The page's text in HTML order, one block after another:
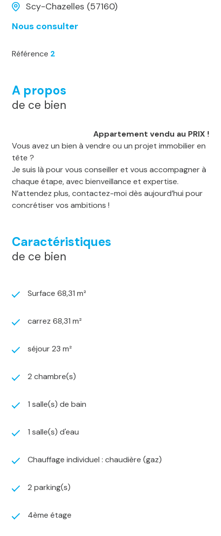
Scy-Chazelles (57160)
Nous consulter
Référence 2
A propos
de ce bien
Appartement vendu au PRIX !
Vous avez un bien à vendre ou un projet immobilier en
tête ?
Je suis là pour vous conseiller et vous accompagner à
chaque étape, avec bienveillance et expertise.
N’attendez plus, contactez-moi dès aujourd’hui pour
concrétiser vos ambitions !
Caractéristiques
de ce bien
Surface 68,31 m²
carrez 68,31 m²
séjour 23 m²
2 chambre(s)
1 salle(s) de bain
1 salle(s) d'eau
Chauffage individuel : chaudière (gaz)
2 parking(s)
4ème étage